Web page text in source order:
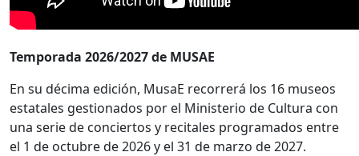
Temporada 2026/2027 de MUSAE
En su décima edición, MusaE recorrerá los 16 museos
estatales gestionados por el Ministerio de Cultura con
una serie de conciertos y recitales programados entre
el 1 de octubre de 2026 y el 31 de marzo de 2027.